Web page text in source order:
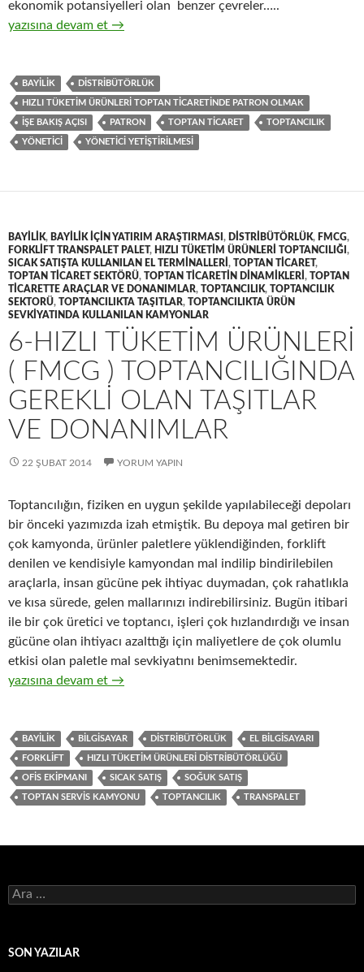
ekonomik potansiyelleri olan benzer çevreler…..
7-Hızlı tüketim ürünleri ( FMCG ) toptan ticaretinde patron
yazısına devam et →
BAYILIK DISTRIBÜTÖRLÜK
HIZLI TÜKETIM ÜRÜNLERI TOPTAN TICARETINDE PATRON OLMAK
IŞE BAKIŞ AÇISI PATRON TOPTAN TICARET TOPTANCILIK
YÖNETICI YÖNETICI YETIŞTIRILMESI
BAYILIK, BAYILIK IÇIN YATIRIM ARAŞTIRMASI , DISTRIBÜTÖRLÜK, FMCG,
FORKLIFT TRANSPALET PALET, HIZLI TÜKETIM ÜRÜNLERI TOPTANCILIĞI ,
SICAK SATIŞTA KULLANILAN EL TERMINALLERI , TOPTAN TICARET,
TOPTAN TICARET SEKTÖRÜ, TOPTAN TICARETIN DINAMIKLERI , TOPTAN
TICARETTE ARAÇLAR VE DONANIMLAR, TOPTANCILIK, TOPTANCILIK
SEKTORÜ, TOPTANCILIKTA TAŞITLAR, TOPTANCILIKTA ÜRÜN
SEVKIYATINDA KULLANILAN KAMYONLAR
6-HIZLI TÜKETIM ÜRÜNLERI
( FMCG ) TOPTANCILIĞINDA
GEREKLI OLAN TAŞITLAR
VE DONANIMLAR
22 ŞUBAT 2014 YORUM YAPIN
Toptancılığın, fiziken en uygun şekilde yapılabileceği depoları
bir önceki yazımızda izah etmiştik. Bu depoya mal getiren bir
çok kamyonda, ürünler paletlere yüklendiğinden, forklift
denilen ve kendisiyle kamyondan mal indilip bindirilebilen
araçlarla, insan gücüne pek ihtiyac duymadan, çok rahatlıkla
ve kısa sürede, gelen mallarınızı indirebilirsiniz. Bugün itibari
ile bir çok üretici ve toptancı, işleri çok hızlandırdığı ve insan
gücüne olan ihtiyacı azalttığı için maliyetlere de çok olumlu
etkisi olan paletle mal sevkiyatını benimsemektedir.
6-Hızlı tüketim ürünleri ( FMCG ) toptancılığında gerekli olan
yazısına devam et →
BAYILIK BILGISAYAR DISTRIBÜTÖRLÜK EL BILGISAYARI
FORKLIFT HIZLI TÜKETIM ÜRÜNLERI DISTRIBÜTÖRLÜĞÜ
OFIS EKIPMANI SICAK SATIŞ SOĞUK SATIŞ
TOPTAN SERVIS KAMYONU TOPTANCILIK TRANSPALET
A
r
a
SON YAZILAR